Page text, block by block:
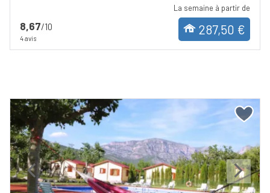
8,67/10
4 avis
La semaine à partir de
287,50 €
Previous Next